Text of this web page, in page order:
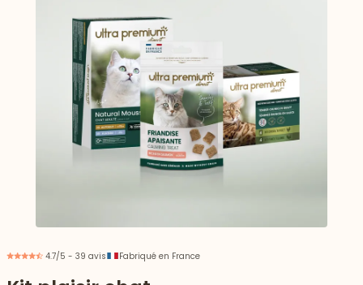
4.7/5 - 39 avis Fabriqué en France